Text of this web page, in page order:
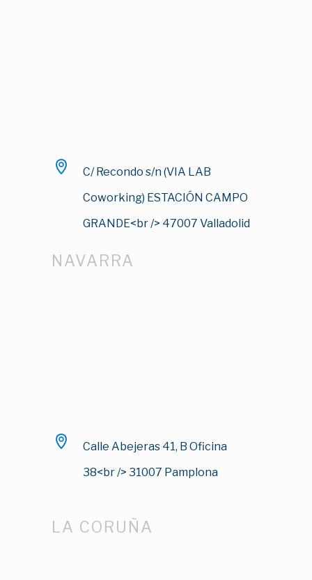
C/ Recondo s/n (VIA LAB
Coworking) ESTACIÓN CAMPO
GRANDE<br /> 47007 Valladolid
NAVARRA
Calle Abejeras 41, B Oficina
38<br /> 31007 Pamplona
LA CORUÑA